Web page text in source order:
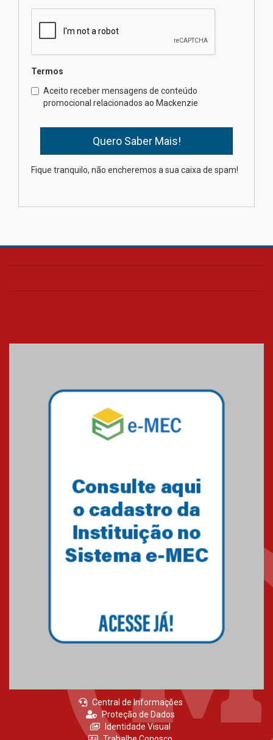
calouros do segundo semestre
04.08.2026
Brasília prepara seus
estudantes para o PAS antes
mesmo do Ensino Médio
na educação dos filhos além da
Termos
Aceito receber mensagens de conteúdo
promocional relacionados ao Mackenzie
Fique tranquilo, não encheremos a sua caixa de spam!
Central de Informações
Proteção de Dados
Identidade Visual